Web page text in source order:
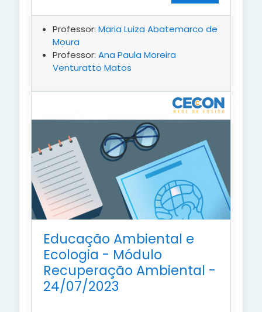
Professor: Maria Luiza Abatemarco de
Moura
Professor: Ana Paula Moreira
Venturatto Matos
Educação Ambiental e
Ecologia - Módulo
Recuperação Ambiental -
24/07/2023